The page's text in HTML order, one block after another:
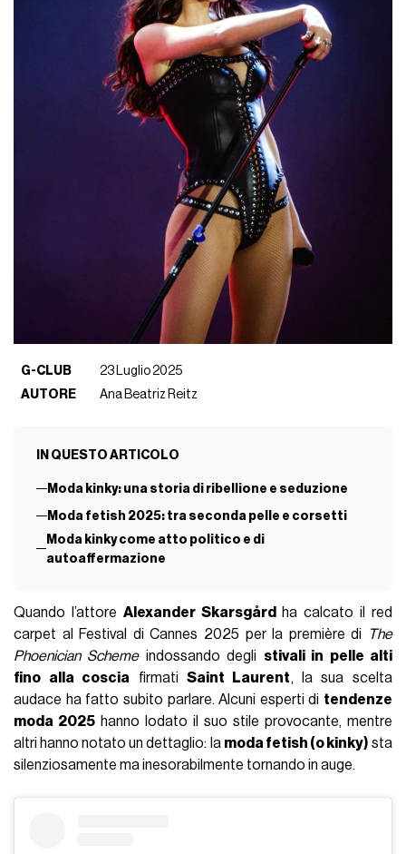
G-CLUB
23 Luglio 2025
AUTORE
Ana Beatriz Reitz
IN QUESTO ARTICOLO
Moda kinky: una storia di ribellione e seduzione
Moda fetish 2025: tra seconda pelle e corsetti
Moda kinky come atto politico e di
autoaffermazione
Quando l’attore Alexander Skarsgård
ha calcato il red
carpet al Festival di Cannes 2025 per la première di
The
Phoenician Schemeindossando degli stivali in pelle alti
fino alla coscia firmati Saint Laurent, la sua scelta
audace ha fatto subito parlare. Alcuni esperti di tendenze
moda 2025 hanno lodato il suo stile provocante, mentre
altri hanno notato un dettaglio: la moda fetish (o kinky) sta
silenziosamente ma inesorabilmente tornando in auge.